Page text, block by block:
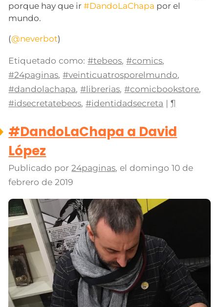
porque hay que ir#DandoLaChapa por el
mundo.
(@neverbot)
Etiquetado como: #tebeos,#comics,
#24paginas,#veinticuatrosporelmundo,
#dandolachapa,#librerias,#comicbookstore,
#idsecretatebeos,#identidadsecreta |¶
#DandoLaChapa a David
López
Publicado por24paginas, eldomingo 10 de
febrero de 2019